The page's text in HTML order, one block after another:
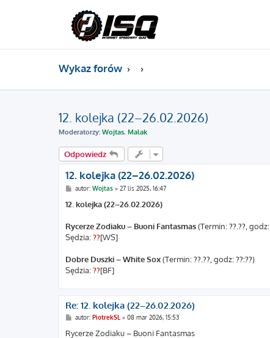
Wykaz forów
12. kolejka (22–26.02.2026)
Moderatorzy: Wojtas, Malak
Odpowiedz
12. kolejka (22–26.02.2026)
P
t
autor: Wojtas» 27 lis 2025, 16:47
12. kolejka (22–26.02.2026)
Rycerze Zodiaku – Buoni Fantasmas(Termin:??.?? , godz:
Sędzia:??[WS]
Dobre Duszki – White Sox(Termin:??.?? , godz:??:??)
Sędzia:??[BF]
Re: 12. kolejka (22–26.02.2026)
P
s
autor: PiotrekSL » 08 mar 2026, 15:53
Rycerze Zodiaku – Buoni Fantasmas